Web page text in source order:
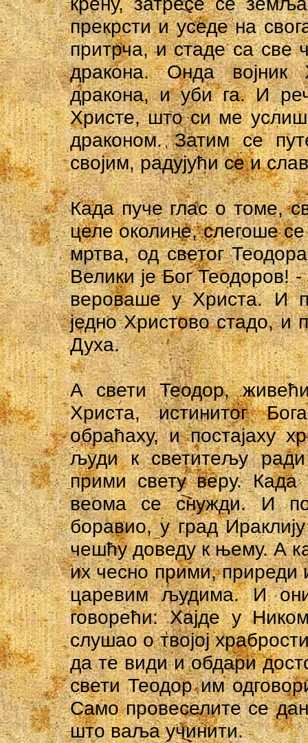
прекрсти и уседе на
притрча, и стаде са све
дракона. Онда војник
дракона, и уби га. И
Христе, што си ме
драконом. Затим се
својим, радујући се и
Када пуче глас о томе,
целе околине, слегоше
мртва, од светог
Велики је Бог Теодоров!
вероваше у Христа. И
једно Христово стадо,
Духа.
А свети Теодор,
Христа, истинитог
обраћаху, и постајаху
људи к светитељу
прими свету веру. Када
веома се снужди. И
боравио, у град
чешћу доведу к њему. А
их чесно прими, приреди
царевим људима. И
говорећи: Хајде у
слушао о твојој
да те види и обдари
свети Теодор им
Само провеселите се
што ваља учинити.